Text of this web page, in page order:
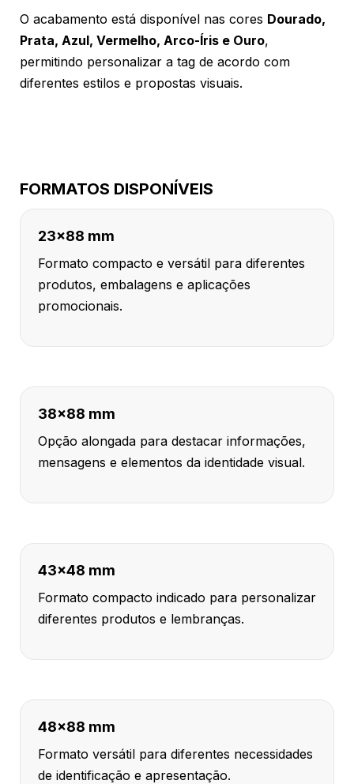
O acabamento está disponível nas cores Dourado,
Prata, Azul, Vermelho, Arco-Íris e Ouro,
permitindo personalizar a tag de acordo com
diferentes estilos e propostas visuais.
FORMATOS DISPONÍVEIS
23x88 mm
Formato compacto e versátil para diferentes
produtos, embalagens e aplicações
promocionais.
38x88 mm
Opção alongada para destacar informações,
mensagens e elementos da identidade visual.
43x48 mm
Formato compacto indicado para personalizar
diferentes produtos e lembranças.
48x88 mm
Formato versátil para diferentes necessidades
de identificação e apresentação.